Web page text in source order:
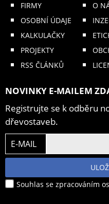
FIRMY
OSOBNÍ ÚDAJE
KALKULAČKY
PROJEKTY
RSS ČLÁNKŮ
O
NOVINKY E-MAILEM
Registrujte se k odběru
dřevostaveb.
E-MAIL
Souhlas se zpracováním